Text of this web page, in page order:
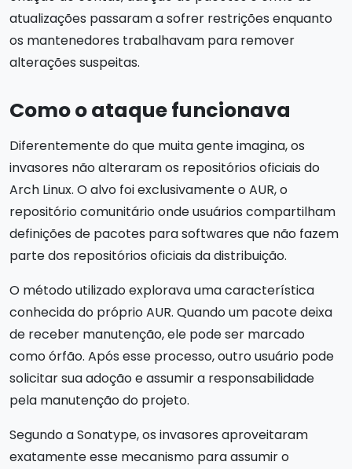
atualizações passaram a sofrer restrições enquanto
os mantenedores trabalhavam para remover
alterações suspeitas.
Como o ataque funcionava
Diferentemente do que muita gente imagina, os
invasores não alteraram os repositórios oficiais do
Arch Linux. O alvo foi exclusivamente o AUR, o
repositório comunitário onde usuários compartilham
definições de pacotes para softwares que não fazem
parte dos repositórios oficiais da distribuição.
O método utilizado explorava uma característica
conhecida do próprio AUR. Quando um pacote deixa
de receber manutenção, ele pode ser marcado
como órfão. Após esse processo, outro usuário pode
solicitar sua adoção e assumir a responsabilidade
pela manutenção do projeto.
Segundo a Sonatype, os invasores aproveitaram
exatamente esse mecanismo para assumir o